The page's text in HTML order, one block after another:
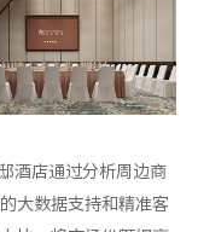
酒店通过分析周边商
大数据支持和精准客